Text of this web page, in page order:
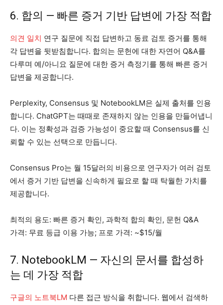
6. 합의 — 빠른 증거 기반 답변에 가장 적합
의견 일치 연구 질문에 직접 답변하고 동료 검토 증거를 통해
각 답변을 뒷받침합니다. 합의는 문헌에 대한 자연어 Q&A를
다루며 예/아니요 질문에 대한 증거 측정기를 통해 빠른 증거
답변을 제공합니다.
Perplexity, Consensus 및 NotebookLM은 실제 출처를 인용
합니다. ChatGPT는 때때로 존재하지 않는 인용을 만들어냅니
다. 이는 정확성과 검증 가능성이 중요할 때 Consensus를 신
뢰할 수 있는 선택으로 만듭니다.
Consensus Pro는 월 15달러의 비용으로 연구자가 여러 검토
에서 증거 기반 답변을 신속하게 필요로 할 때 탁월한 가치를
제공합니다.
최적의 용도: 빠른 증거 확인, 과학적 합의 확인, 문헌 Q&A
가격: 무료 등급 이용 가능; 프로 가격: ~$15/월
7. NotebookLM — 자신의 문서를 합성하
는 데 가장 적합
구글의 노트북LM 다른 접근 방식을 취합니다. 웹에서 검색하